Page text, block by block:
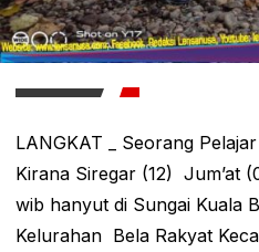
LANGKAT _ Seorang
Kirana Siregar (12) Jum’at
wib hanyut di Sungai Kuala
Kelurahan Bela Rakyat